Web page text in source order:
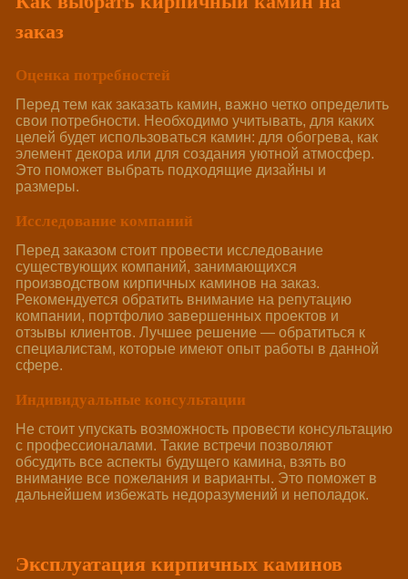
заказ
Оценка потребностей
Перед тем как заказать камин, важно четко определить
свои потребности. Необходимо учитывать, для каких
целей будет использоваться камин: для обогрева, как
элемент декора или для создания уютной атмосфер.
Это поможет выбрать подходящие дизайны и
размеры.
Исследование компаний
Перед заказом стоит провести исследование
существующих компаний, занимающихся
производством кирпичных каминов на заказ.
Рекомендуется обратить внимание на репутацию
компании, портфолио завершенных проектов и
отзывы клиентов. Лучшее решение — обратиться к
специалистам, которые имеют опыт работы в данной
сфере.
Индивидуальные консультации
Не стоит упускать возможность провести консультацию
с профессионалами. Такие встречи позволяют
обсудить все аспекты будущего камина, взять во
внимание все пожелания и варианты. Это поможет в
дальнейшем избежать недоразумений и неполадок.
Эксплуатация кирпичных каминов